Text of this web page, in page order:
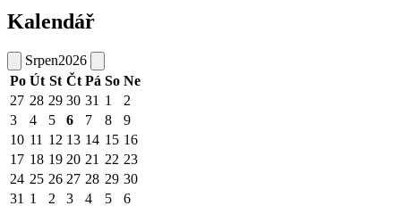
Kalendář
Srpen2026
Po Út St Čt Pá So Ne
27 28 29 30 31 1
2
3
4 5 6 7 8
9
10 11 12 13 14 15 16
17 18 19 20 21 22 23
24 25 26 27 28 29 30
31 1 2 3 4 5 6